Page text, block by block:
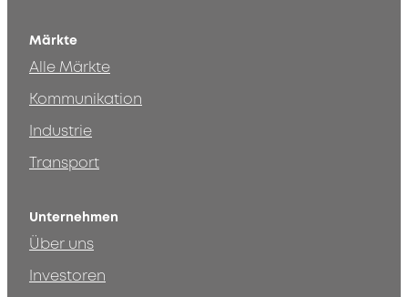
Märkte
Alle Märkte
Kommunikation
Industrie
Transport
Unternehmen
Über uns
Investoren